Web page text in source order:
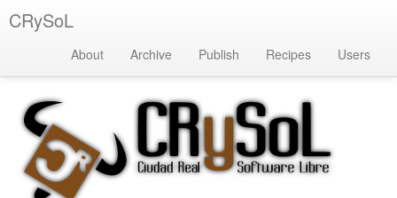
CRySoL
About Archive Publish Recipes Users